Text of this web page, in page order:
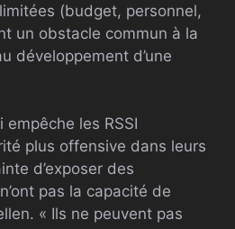
(budget, personnel,
un obstacle commun à la
développement d’une
les RSSI
plus offensive dans leurs
d’exposer des
pas la capacité de
« Ils ne peuvent pas